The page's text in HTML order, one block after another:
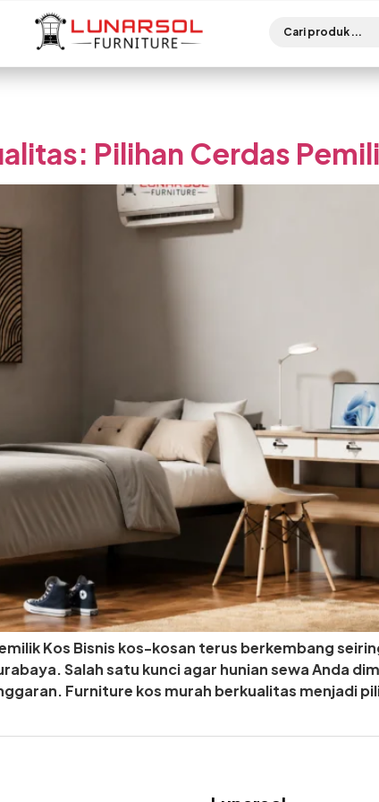
Pilihan Cerdas
Kos Bisnis kos-kosan terus berkembang
Salah satu kunci agar hunian sewa Anda
Furniture kos murah berkualitas menjadi